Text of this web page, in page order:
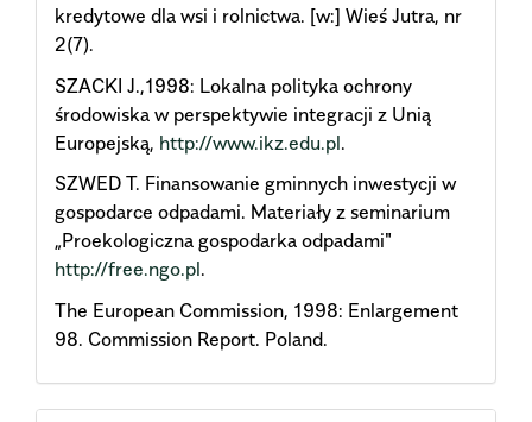
kredytowe dla wsi i rolnictwa. [w:] Wieś Jutra, nr
2(7).
SZACKI J.,1998: Lokalna polityka ochrony
środowiska w perspektywie integracji z Unią
Europejską, http://www.ikz.edu.pl.
SZWED T. Finansowanie gminnych inwestycji w
gospodarce odpadami. Materiały z seminarium
„Proekologiczna gospodarka odpadami"
http://free.ngo.pl.
The European Commission, 1998: Enlargement
98. Commission Report. Poland.